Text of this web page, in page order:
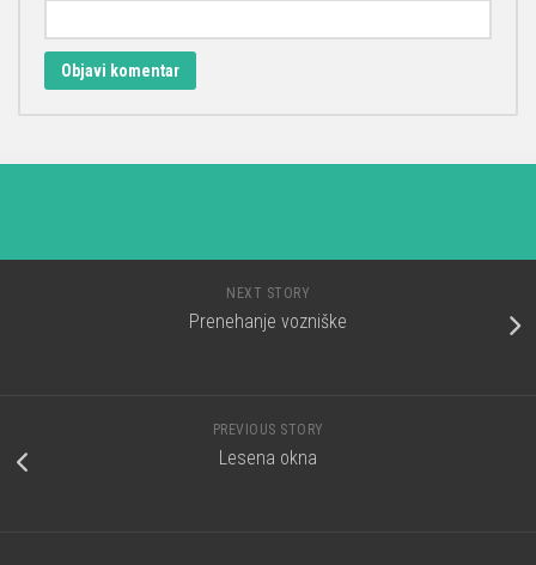
NEXT STORY
Prenehanje vozniške
PREVIOUS STORY
Lesena okna